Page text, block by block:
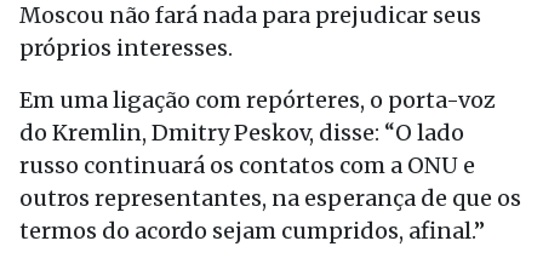
Moscou não fará nada para prejudicar seus
próprios interesses.
Em uma ligação com repórteres, o porta-voz
do Kremlin, Dmitry Peskov, disse: “O lado
russo continuará os contatos com a ONU e
outros representantes, na esperança de que os
termos do acordo sejam cumpridos, afinal.”